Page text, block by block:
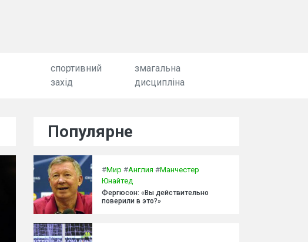
спортивний
захід
змагальна
дисципліна
Популярне
#Мир #Англия #Манчестер
Юнайтед
Фергюсон: «Вы действительно
поверили в это?»